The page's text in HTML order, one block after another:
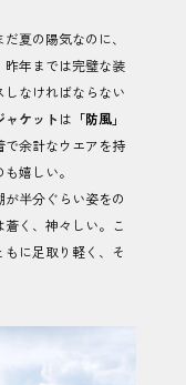
夏の陽気なのに、
年までは完璧な装
なければならない
ケット は 「防風」
で余計なウエアを持
嬉しい。
半分ぐらい姿をの
く、神々しい。こ
に足取り軽く、そ